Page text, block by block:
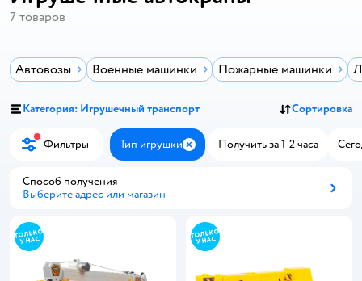
7 товаров
Автовозы Военные машинки Пожарные машинки
Категория: Игрушечный транспорт Сортировка
Фильтры Тип игрушки ЗакрытьПолучить за 1-2 часа
Способ получения
Выберите адрес или магазин